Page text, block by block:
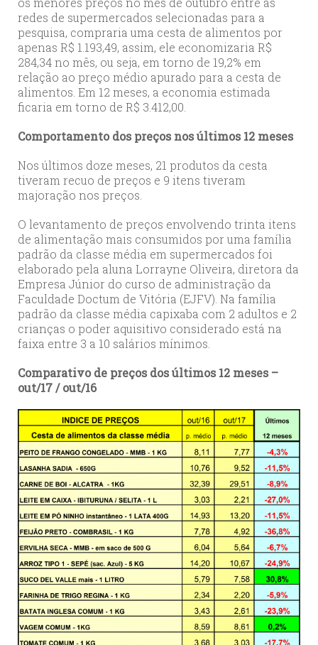
redes de supermercados selecionadas para a
pesquisa, compraria uma cesta de alimentos por
apenas R$ 1.193,49, assim, ele economizaria R$
284,34 no mês, ou seja, em torno de 19,2% em
relação ao preço médio apurado para a cesta de
alimentos. Em 12 meses, a economia estimada
ficaria em torno de R$ 3.412,00.
Comportamento dos preços nos últimos 12 meses
Nos últimos doze meses, 21 produtos da cesta
tiveram recuo de preços e 9 itens tiveram
majoração nos preços.
O levantamento de preços envolvendo trinta itens
de alimentação mais consumidos por uma família
padrão da classe média em supermercados foi
elaborado pela aluna Lorrayne Oliveira, diretora da
Empresa Júnior do curso de administração da
Faculdade Doctum de Vitória (EJFV). Na família
padrão da classe média capixaba com 2 adultos e 2
crianças o poder aquisitivo considerado está na
faixa entre 3 a 10 salários mínimos.
Comparativo de preços dos últimos 12 meses –
out/17 / out/16